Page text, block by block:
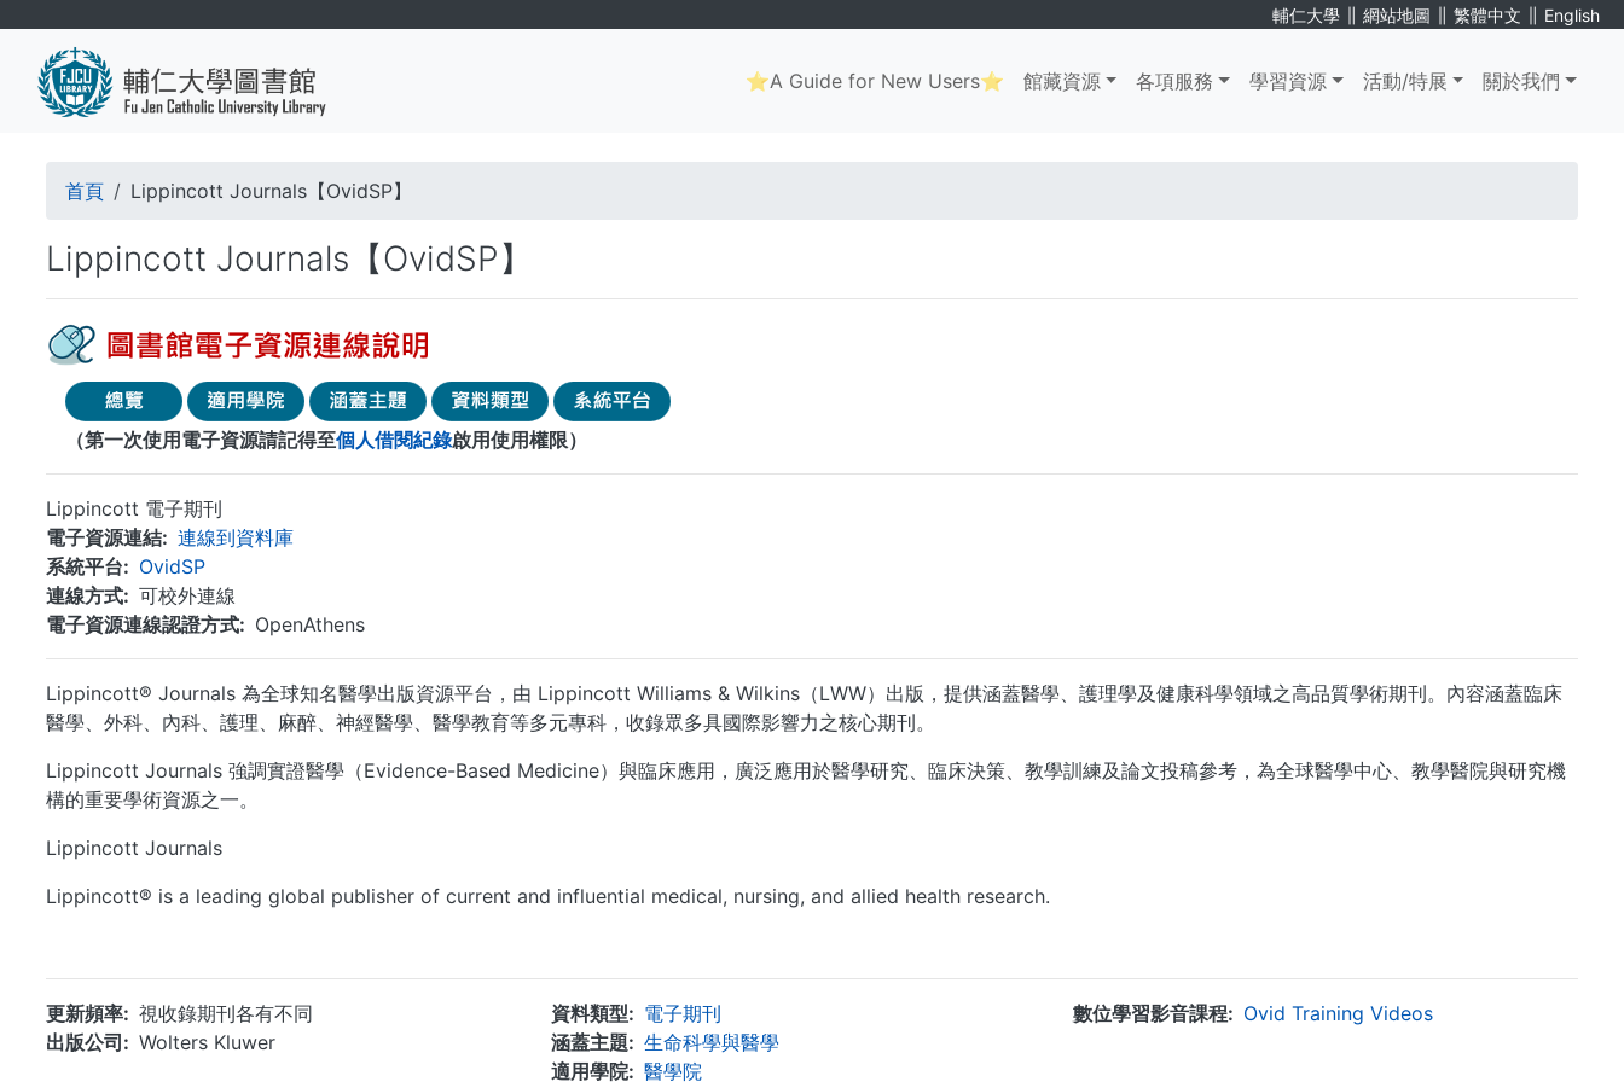
輔仁大學 ∥ 網站地圖 ∥ 繁體中文 ∥ English
Main
navigation
⭐A Guide for New Users⭐ 館藏資源 各項服務 學習資源 活動/特展 關於我們
導
連
結
首頁 Lippincott Journals【OvidSP】
Lippincott Journals【OvidSP】
（第一次使用電子資源請記得至個人借閱紀錄啟用使用權限）
Lippincott 電子期刊
電子資源連結
連線到資料庫
系統平台
OvidSP
連線方式
可校外連線
電子資源連線認證方式
OpenAthens
Lippincott® Journals 為全球知名醫學出版資源平台，由 Lippincott Williams & Wilkins（LWW）出版，提供涵蓋醫學、護理學及健康科學領域之高品質學術期刊。內容涵蓋臨床
醫學、外科、內科、護理、麻醉、神經醫學、醫學教育等多元專科，收錄眾多具國際影響力之核心期刊。
Lippincott Journals 強調實證醫學（Evidence-Based Medicine）與臨床應用，廣泛應用於醫學研究、臨床決策、教學訓練及論文投稿參考，為全球醫學中心、教學醫院與研究機
構的重要學術資源之一。
Lippincott Journals
Lippincott® is a leading global publisher of current and influential medical, nursing, and allied health research.
更新頻率
視收錄期刊各有不同
出版公司
Wolters Kluwer
資料類型
電子期刊
涵蓋主題
生命科學與醫學
適用學院
醫學院
數位學習影音課程 Ovid Training Videos